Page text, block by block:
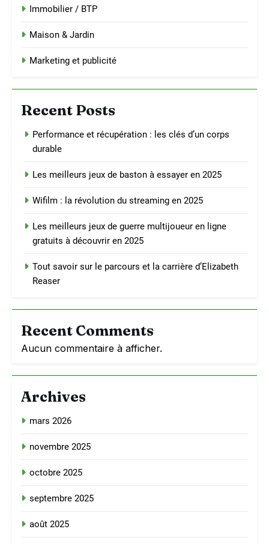
Immobilier / BTP
Maison & Jardin
Marketing et publicité
Recent Posts
Performance et récupération : les clés d’un corps
durable
Les meilleurs jeux de baston à essayer en 2025
Wifilm : la révolution du streaming en 2025
Les meilleurs jeux de guerre multijoueur en ligne
gratuits à découvrir en 2025
Tout savoir sur le parcours et la carrière d’Elizabeth
Reaser
Recent Comments
Aucun commentaire à afficher.
Archives
mars 2026
novembre 2025
octobre 2025
septembre 2025
août 2025